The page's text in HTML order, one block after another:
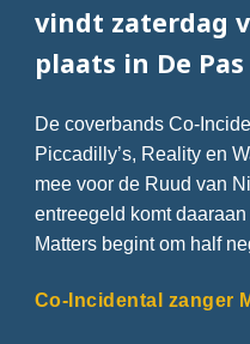
vindt zaterdag
plaats in De
De coverbands Co-
Piccadilly’s, Reality en
mee voor de Ruud van
entreegeld komt
Matters begint om half
Co-Incidental zanger